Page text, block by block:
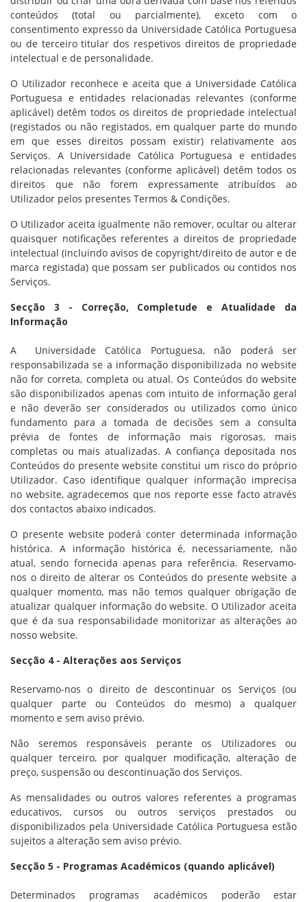
conteúdos (total ou parcialmente), exceto com o
consentimento expresso da Universidade Católica Portuguesa
ou de terceiro titular dos respetivos direitos de propriedade
intelectual e de personalidade.
O Utilizador reconhece e aceita que a Universidade Católica
Portuguesa e entidades relacionadas relevantes (conforme
aplicável) detêm todos os direitos de propriedade intelectual
(registados ou não registados, em qualquer parte do mundo
em que esses direitos possam existir) relativamente aos
Serviços. A Universidade Católica Portuguesa e entidades
relacionadas relevantes (conforme aplicável) detêm todos os
direitos que não forem expressamente atribuídos ao
Utilizador pelos presentes Termos & Condições.
O Utilizador aceita igualmente não remover, ocultar ou alterar
quaisquer notificações referentes a direitos de propriedade
intelectual (incluindo avisos de copyright/direito de autor e de
marca registada) que possam ser publicados ou contidos nos
Serviços.
Secção 3 - Correção, Completude e Atualidade da
Informação
A Universidade Católica Portuguesa, não poderá ser
responsabilizada se a informação disponibilizada no website
não for correta, completa ou atual. Os Conteúdos do website
são disponibilizados apenas com intuito de informação geral
e não deverão ser considerados ou utilizados como único
fundamento para a tomada de decisões sem a consulta
prévia de fontes de informação mais rigorosas, mais
completas ou mais atualizadas. A confiança depositada nos
Conteúdos do presente website constitui um risco do próprio
Utilizador. Caso identifique qualquer informação imprecisa
no website, agradecemos que nos reporte esse facto através
dos contactos abaixo indicados.
O presente website poderá conter determinada informação
histórica. A informação histórica é, necessariamente, não
atual, sendo fornecida apenas para referência. Reservamo-
nos o direito de alterar os Conteúdos do presente website a
qualquer momento, mas não temos qualquer obrigação de
atualizar qualquer informação do website. O Utilizador aceita
que é da sua responsabilidade monitorizar as alterações ao
nosso website.
Secção 4 - Alterações aos Serviços
Reservamo-nos o direito de descontinuar os Serviços (ou
qualquer parte ou Conteúdos do mesmo) a qualquer
momento e sem aviso prévio.
Não seremos responsáveis perante os Utilizadores ou
qualquer terceiro, por qualquer modificação, alteração de
preço, suspensão ou descontinuação dos Serviços.
As mensalidades ou outros valores referentes a programas
educativos, cursos ou outros serviços prestados ou
disponibilizados pela Universidade Católica Portuguesa estão
sujeitos a alteração sem aviso prévio.
Secção 5 - Programas Académicos (quando aplicável)
Determinados programas académicos poderão estar